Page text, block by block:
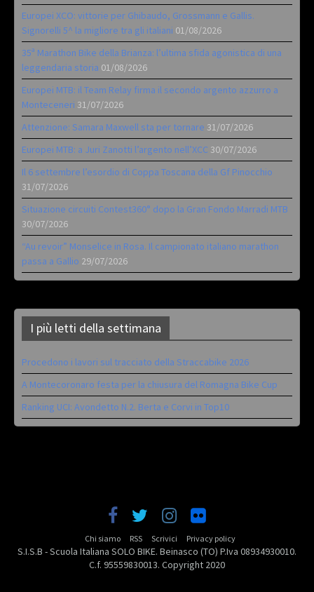
Europei XCO: vittorie per Ghibaudo, Grossmann e Gallis.
Signorelli 5^ la migliore tra gli italiani 01/08/2026
35ª Marathon Bike della Brianza: l’ultima sfida agonistica di una
leggendaria storia 01/08/2026
Europei MTB: il Team Relay firma il secondo argento azzurro a
Monteceneri 31/07/2026
Attenzione: Samara Maxwell sta per tornare 31/07/2026
Europei MTB: a Juri Zanotti l’argento nell’XCC 30/07/2026
Il 6 settembre l’esordio di Coppa Toscana della Gf Pinocchio
31/07/2026
Situazione circuiti Contest360° dopo la Gran Fondo Marradi MTB
30/07/2026
“Au revoir” Monselice in Rosa. Il campionato italiano marathon
passa a Gallio 29/07/2026
I più letti della settimana
Procedono i lavori sul tracciato della Straccabike 2026
A Montecoronaro festa per la chiusura del Romagna Bike Cup
Ranking UCI: Avondetto N.2. Berta e Corvi in Top10
Chi siamo RSS Scrivici Privacy policy
S.I.S.B - Scuola Italiana SOLO BIKE. Beinasco (TO) P.Iva 08934930010.
C.f. 95559830013. Copyright 2020